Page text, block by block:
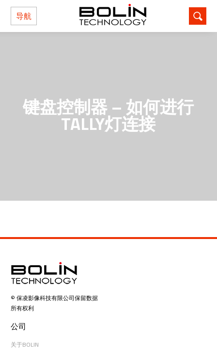
导航
键盘控制器 – 如何进行
TALLY灯连接
© 保凌影像科技有限公司保留数据
所有权利
公司
关于BOLIN